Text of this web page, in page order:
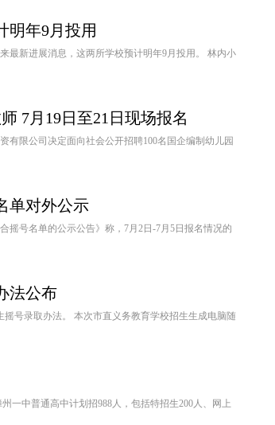
明年9月投用
最新进展消息，这两所学校预计明年9月投用。 林内小
7月19日至21日现场报名
有限公司决定面向社会公开招聘100名国企编制幼儿园
单对外公示
摇号名单的公示公告》称，7月2日-7月5日报名情况的
法公布
号录取办法。 本次市直义务教育学校招生生成电脑随
一中普通高中计划招988人，包括特招生200人、网上